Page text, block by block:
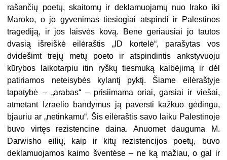
rašančių poetų, skaitomų ir deklamuojamų nuo Irako iki
Maroko, o jo gyvenimas tiesiogiai atspindi ir Palestinos
tragediją, ir jos laisvės kovą. Bene geriausiai jo tautos
dvasią išreiškė eilėraštis „ID kortelė“, parašytas vos
dvidešimt trejų metų poeto ir atspindintis ankstyvuoju
kūrybos laikotarpiu itin ryškų tiesmuką kalbėjimą ir dėl
patiriamos neteisybės kylantį pyktį. Šiame eilėraštyje
tapatybė – „arabas“ – prisiimama oriai, garsiai ir viešai,
atmetant Izraelio bandymus ją paversti kažkuo gėdingu,
bjauriu ar „netinkamu“. Šis eilėraštis savo laiku Palestinoje
buvo virtęs rezistencine daina. Anuomet dauguma M.
Darwisho eilių, kaip ir kitų rezistencijos poetų, buvo
deklamuojamos kaimo šventėse – ne ką mažiau, o gal ir